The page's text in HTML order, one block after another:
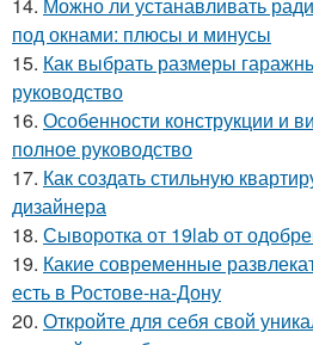
14. Можно ли устанавливать
под окнами: плюсы и минусы
15. Как выбрать размеры
руководство
16. Особенности конструкции и
полное руководство
17. Как создать стильную
дизайнера
18. Сыворотка от 19lab от
19. Какие современные
есть в Ростове-на-Дону
20. Откройте для себя свой